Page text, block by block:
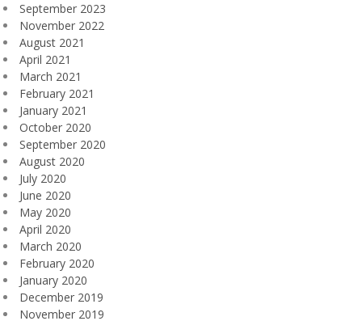
September 2023
November 2022
August 2021
April 2021
March 2021
February 2021
January 2021
October 2020
September 2020
August 2020
July 2020
June 2020
May 2020
April 2020
March 2020
February 2020
January 2020
December 2019
November 2019